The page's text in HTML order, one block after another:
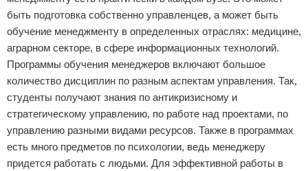
быть подготовка собственно управленцев, а может быть
обучение менеджменту в определенных отраслях: медицине,
аграрном секторе, в сфере информационных технологий.
Программы обучения менеджеров включают большое
количество дисциплин по разным аспектам управления. Так,
студенты получают знания по антикризисному и
стратегическому управлению, по работе над проектами, по
управлению разными видами ресурсов. Также в программах
есть много предметов по психологии, ведь менеджеру
придется работать с людьми. Для эффективной работы в